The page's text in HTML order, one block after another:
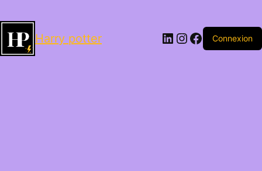
Harry potter LinkedIn
Instagram
Facebook
Connexion